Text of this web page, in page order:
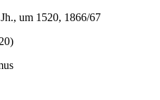
um 1520, 1866/67